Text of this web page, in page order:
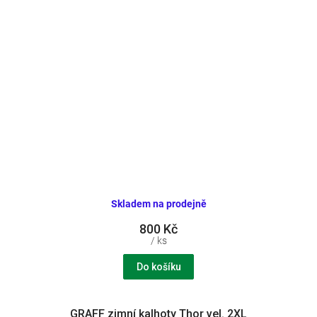
Skladem na prodejně
800 Kč
/ ks
Do košíku
GRAFF zimní kalhoty Thor vel. 2XL